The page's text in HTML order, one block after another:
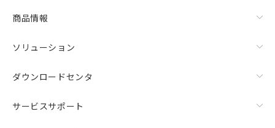
商品情報
ソリューション
ダウンロードセンタ
サービスサポート